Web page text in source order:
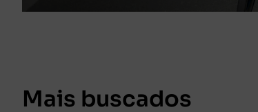
Mais buscados